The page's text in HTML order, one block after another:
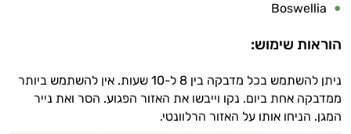
Boswellia
הוראות שימוש:
ניתן להשתמש בכל מדבקה בין 8 ל-10 שעות. אין להשתמש ביותר
ממדבקה אחת ביום. נקו וייבשו את האזור הפגוע. הסר ואת נייר
המגן. הניחו אותו על האזור הרלוונטי.